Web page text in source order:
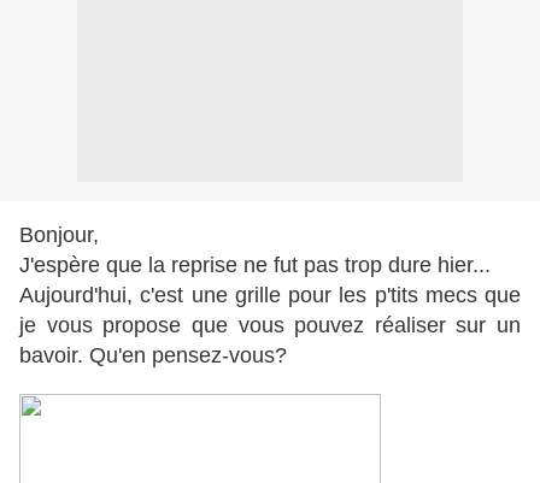
Bonjour,
J'espère que la reprise ne fut pas trop dure hier...
Aujourd'hui, c'est une grille pour les p'tits mecs que
je vous propose que vous pouvez réaliser sur un
bavoir. Qu'en pensez-vous?